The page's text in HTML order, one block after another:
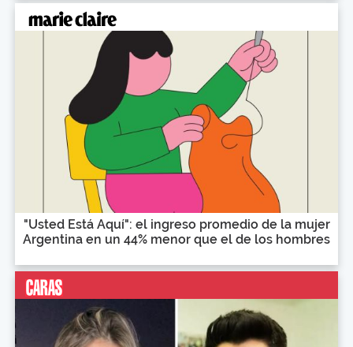
"Usted Está Aquí": el ingreso promedio de la mujer
Argentina en un 44% menor que el de los hombres